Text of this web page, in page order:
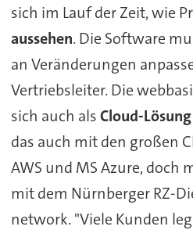
sich im Lauf der Zeit, wie
aussehen. Die Software
an Veränderungen
Vertriebsleiter. Die
sich auch alsCloud-Lösung
das auch mit den großen
AWS und MS Azure, doch
mit dem Nürnberger RZ-
network. "Viele Kunden